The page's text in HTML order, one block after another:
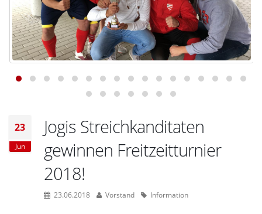
23
Jun
Jogis Streichkanditaten
gewinnen Freitzeitturnier
2018!
23.06.2018 Vorstand Information